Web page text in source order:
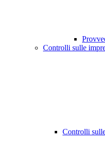
Controlli sulle
Controlli